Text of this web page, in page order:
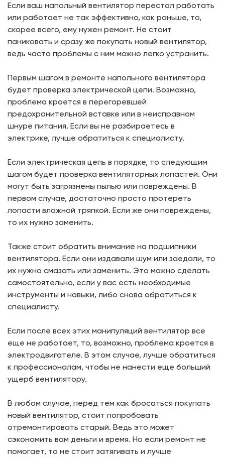
Если ваш напольный вентилятор перестал работать
или работает не так эффективно, как раньше, то,
скорее всего, ему нужен ремонт. Не стоит
паниковать и сразу же покупать новый вентилятор,
ведь часто проблемы с ним можно легко устранить.
Первым шагом в ремонте напольного вентилятора
будет проверка электрической цепи. Возможно,
проблема кроется в перегоревшей
предохранительной вставке или в неисправном
шнуре питания. Если вы не разбираетесь в
электрике, лучше обратиться к специалисту.
Если электрическая цепь в порядке, то следующим
шагом будет проверка вентиляторных лопастей. Они
могут быть загрязнены пылью или повреждены. В
первом случае, достаточно просто протереть
лопасти влажной тряпкой. Если же они повреждены,
то их нужно заменить.
Также стоит обратить внимание на подшипники
вентилятора. Если они издавали шум или заедали, то
их нужно смазать или заменить. Это можно сделать
самостоятельно, если у вас есть необходимые
инструменты и навыки, либо снова обратиться к
специалисту.
Если после всех этих манипуляций вентилятор все
еще не работает, то, возможно, проблема кроется в
электродвигателе. В этом случае, лучше обратиться
к профессионалам, чтобы не нанести еще больший
ущерб вентилятору.
В любом случае, перед тем как бросаться покупать
новый вентилятор, стоит попробовать
отремонтировать старый. Ведь это может
сэкономить вам деньги и время. Но если ремонт не
помогает, то не стоит затягивать и лучше